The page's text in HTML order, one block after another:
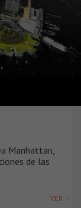
Manhattan,
de las
VER +